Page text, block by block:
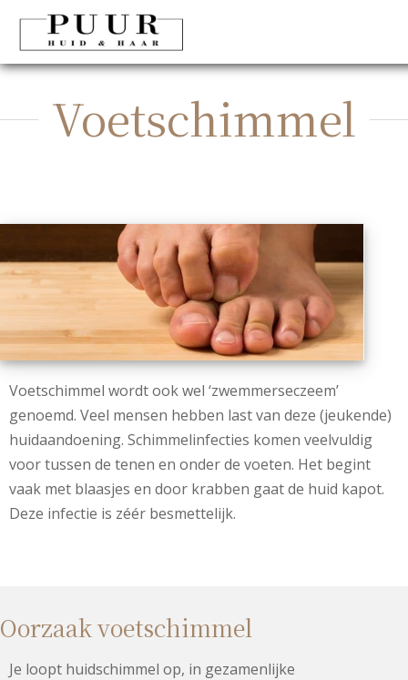
Voetschimmel
Voetschimmel wordt ook wel ‘zwemmerseczeem’
genoemd. Veel mensen hebben last van deze (jeukende)
huidaandoening. Schimmelinfecties komen veelvuldig
voor tussen de tenen en onder de voeten. Het begint
vaak met blaasjes en door krabben gaat de huid kapot.
Deze infectie is zéér besmettelijk.
Oorzaak voetschimmel
Je loopt huidschimmel op, in gezamenlijke